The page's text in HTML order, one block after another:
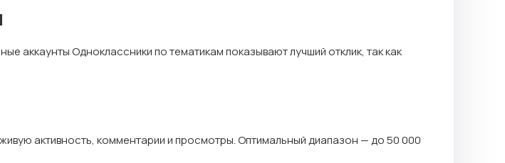
аккаунты Одноклассники по тематикам показывают лучший отклик, так как
активность, комментарии и просмотры. Оптимальный диапазон — до 50 000